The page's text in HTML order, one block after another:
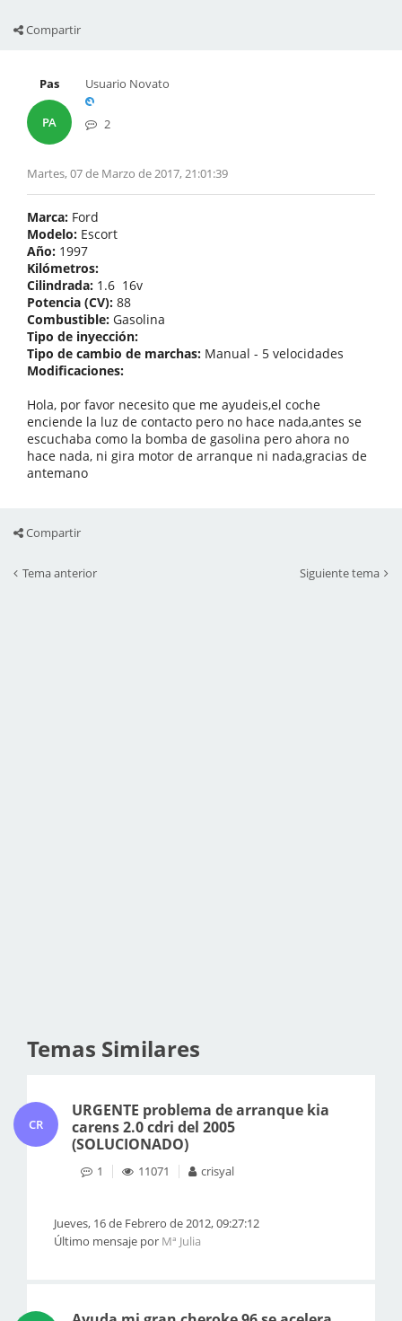
Compartir
Pas
PA
Usuario Novato
2
Martes, 07 de Marzo de 2017, 21:01:39
Marca: Ford
Modelo: Escort
Año: 1997
Kilómetros:
Cilindrada: 1.6 16v
Potencia (CV): 88
Combustible: Gasolina
Tipo de inyección:
Tipo de cambio de marchas: Manual - 5 velocidades
Modificaciones:
Hola, por favor necesito que me ayudeis,el coche
enciende la luz de contacto pero no hace nada,antes se
escuchaba como la bomba de gasolina pero ahora no
hace nada, ni gira motor de arranque ni nada,gracias de
antemano
Compartir
Tema anterior Siguiente tema
Temas Similares
CR
URGENTE problema de arranque kia
carens 2.0 cdri del 2005
(SOLUCIONADO)
1 11071 crisyal
Jueves, 16 de Febrero de 2012, 09:27:12
Último mensaje por Mª Julia